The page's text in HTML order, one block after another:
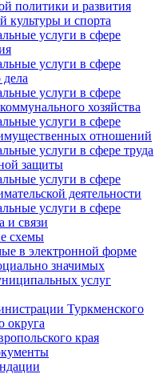
политики и развития
культуры и спорта
услуги в сфере
услуги в сфере
услуги в сфере
хозяйства
услуги в сфере
отношений
услуги в сфере труда
защиты
услуги в сфере
деятельности
услуги в сфере
и связи
схемы
в электронной форме
значимых
услуг
Туркменского
округа
края